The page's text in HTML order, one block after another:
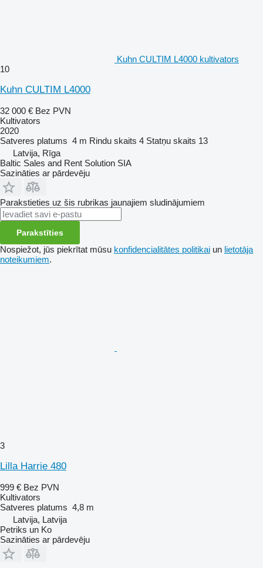
Kuhn CULTIM L4000 kultivators
10
Kuhn CULTIM L4000
32 000 € Bez PVN
Kultivators
2020
Satveres platums 4 m Rindu skaits 4 Statņu skaits 13
Latvija, Rīga
Baltic Sales and Rent Solution SIA
Sazināties ar pārdevēju
Parakstieties uz šis rubrikas jaunajiem sludinājumiem
Parakstīties
Nospiežot, jūs piekrītat mūsu konfidencialitātes politikai un lietotāja
noteikumiem.
3
Lilla Harrie 480
999 € Bez PVN
Kultivators
Satveres platums 4,8 m
Latvija, Latvija
Petriks un Ko
Sazināties ar pārdevēju